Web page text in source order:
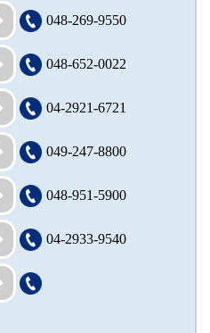
048-269-9550
048-652-0022
04-2921-6721
049-247-8800
048-951-5900
04-2933-9540